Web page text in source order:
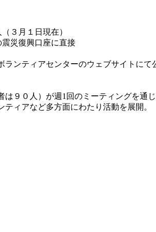
３月１日現在）
災復興口座に直接
ンティアセンターのウェブサイトにて
９０人）が週1回のミーティングを通
ィアなど多方面にわたり活動を展開。